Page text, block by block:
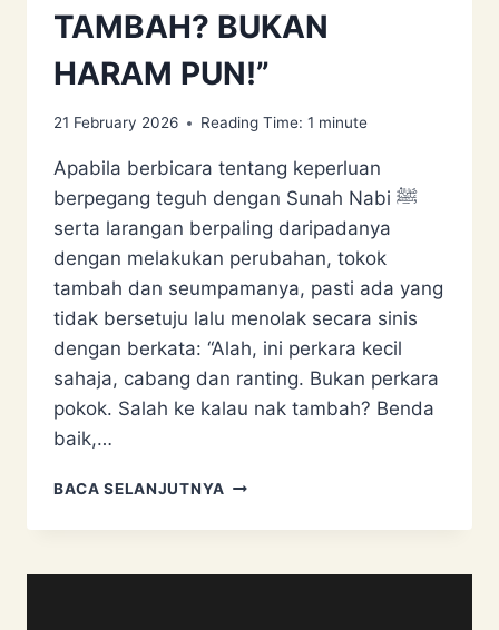
TAMBAH? BUKAN
HARAM PUN!”
21 February 2026 Reading Time: 1 minute
Apabila berbicara tentang keperluan
berpegang teguh dengan Sunah Nabi ﷺ
serta larangan berpaling daripadanya
dengan melakukan perubahan, tokok
tambah dan seumpamanya, pasti ada yang
tidak bersetuju lalu menolak secara sinis
dengan berkata: “Alah, ini perkara kecil
sahaja, cabang dan ranting. Bukan perkara
pokok. Salah ke kalau nak tambah? Benda
baik,…
BACA SELANJUTNYA “SALAH
KALAU
BUKAN